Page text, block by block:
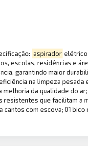
aspirador elétrico
escolas, residências e
garantindo maior
na limpeza
melhoria da qualidade do
que facilitam a
com escova; 01